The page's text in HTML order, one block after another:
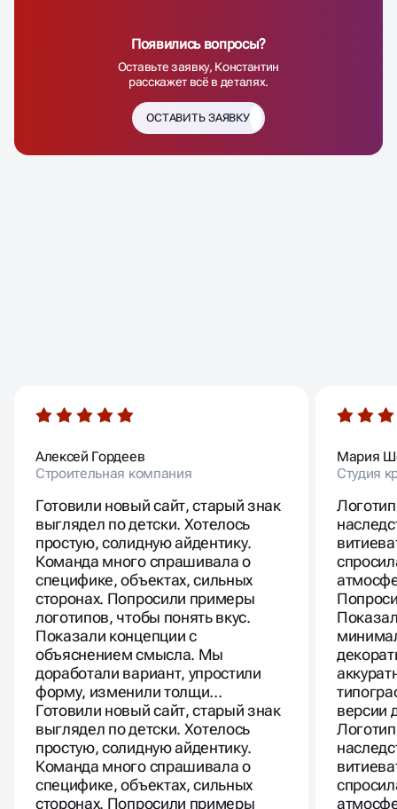
Появились вопросы?
Оставьте заявку, Константин
расскажет всё в деталях.
ОСТАВИТЬ ЗАЯВКУ
Алексей Гордеев
Строительная компания
Готовили новый сайт, старый знак
выглядел по детски. Хотелось
простую, солидную айдентику.
Команда много спрашивала о
специфике, объектах, сильных
сторонах. Попросили примеры
логотипов, чтобы понять вкус.
Показали концепции с
объяснением смысла. Мы
доработали вариант, упростили
форму, изменили толщи…
Готовили новый сайт, старый знак
выглядел по детски. Хотелось
простую, солидную айдентику.
Команда много спрашивала о
специфике, объектах, сильных
сторонах. Попросили примеры
Мария
Студия
версии